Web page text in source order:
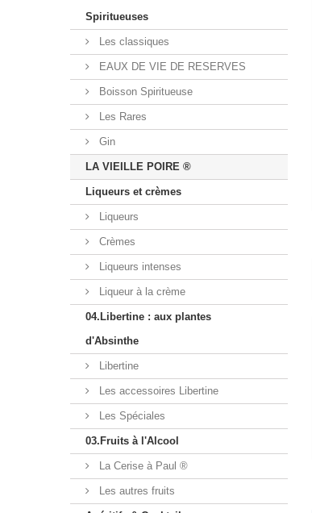
Spiritueuses
Les classiques
EAUX DE VIE DE RESERVES
Boisson Spiritueuse
Les Rares
Gin
LA VIEILLE POIRE ®
Liqueurs et crèmes
Liqueurs
Crèmes
Liqueurs intenses
Liqueur à la crème
04.Libertine : aux plantes
d'Absinthe
Libertine
Les accessoires Libertine
Les Spéciales
03.Fruits à l'Alcool
La Cerise à Paul ®
Les autres fruits